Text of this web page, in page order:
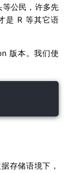
公民，许多先
是 R 等其它语
版本。我们使
存储语境下，